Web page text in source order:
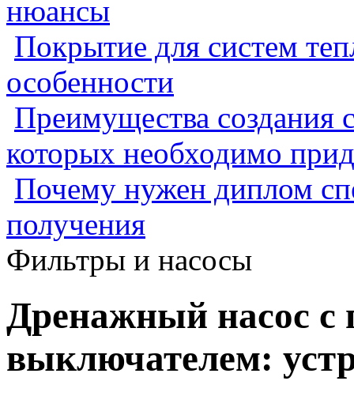
нюансы
Покрытие для систем
особенности
Преимущества создания
которых необходимо
Почему нужен диплом
получения
Фильтры и насосы
Дренажный насос с
выключателем: